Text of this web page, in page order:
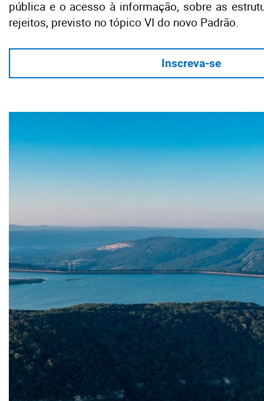
pública e o acesso à informação, sobre as
rejeitos, previsto no tópico VI do novo Padrão.
Inscreva-se